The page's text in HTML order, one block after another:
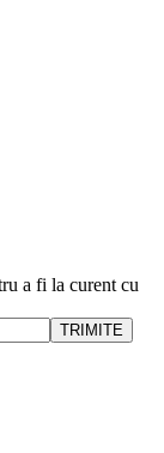
a fi la curent cu